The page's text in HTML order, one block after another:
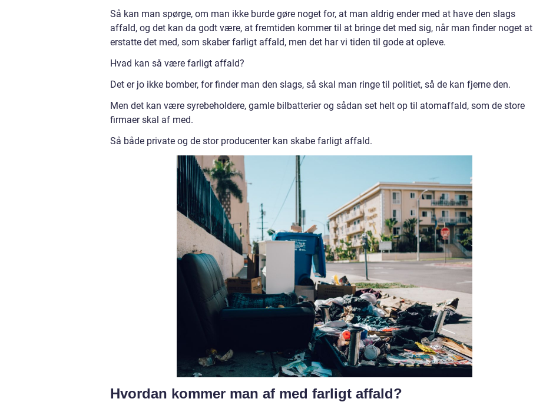
Så kan man spørge, om man ikke burde gøre noget for, at man aldrig ender med at have den slags
affald, og det kan da godt være, at fremtiden kommer til at bringe det med sig, når man finder noget at
erstatte det med, som skaber farligt affald, men det har vi tiden til gode at opleve.
Hvad kan så være farligt affald?
Det er jo ikke bomber, for finder man den slags, så skal man ringe til politiet, så de kan fjerne den.
Men det kan være syrebeholdere, gamle bilbatterier og sådan set helt op til atomaffald, som de store
firmaer skal af med.
Så både private og de stor producenter kan skabe farligt affald.
Hvordan kommer man af med farligt affald?